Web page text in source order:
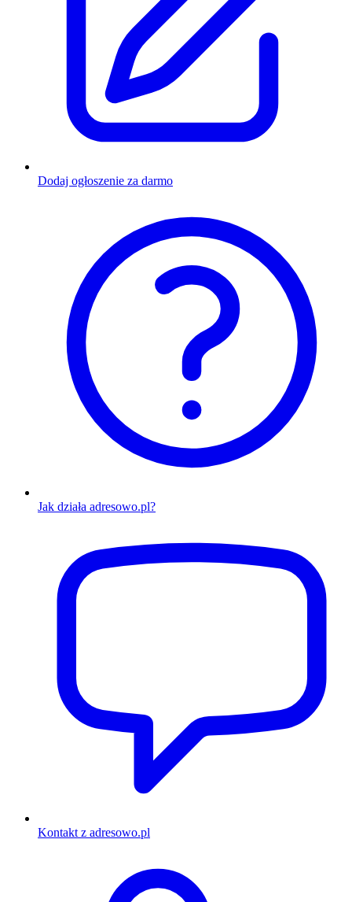
Dodaj ogłoszenie za darmo
Jak działa adresowo.pl?
Kontakt z adresowo.pl